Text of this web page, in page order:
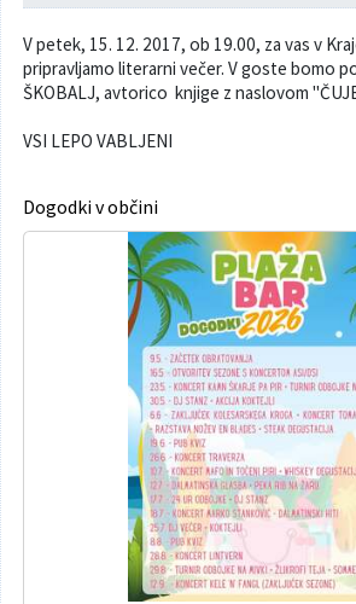
V petek, 15. 12. 2017, ob 19.00, za vas v
pripravljamo literarni večer. V goste bomo
ŠKOBALJ, avtorico knjige z naslovom
VSI LEPO VABLJENI
Dogodki v občini
Invazivke
Videonadzor
Varuhov kotiček